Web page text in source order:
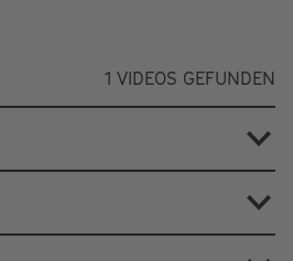
1 VIDEOS GEFUNDEN